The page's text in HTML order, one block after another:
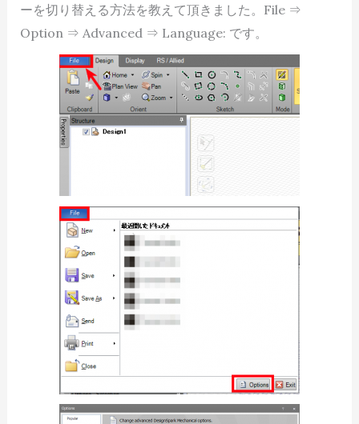
ーを切り替える方法を教えて頂きました。File ⇒
Option ⇒ Advanced ⇒ Language: です。